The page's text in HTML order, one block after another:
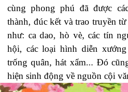
cùng phong phú đã được
thành, đúc kết và trao truyền
như: ca dao, hò vè, các tín
hội, các loại hình diễn
trống quân, hát xẩm... Đó
hiện sinh động về nguồn cội